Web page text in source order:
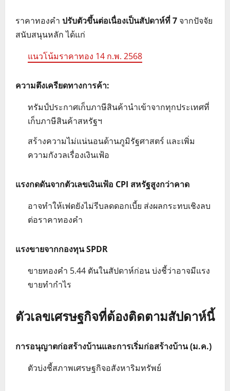
ราคาทองคำ ปรับตัวขึ้นต่อเนื่องเป็นสัปดาห์ที่ 7 จากปัจจัย
สนับสนุนหลัก ได้แก่
แนวโน้มราคาทอง 14 ก.พ. 2568
ความตึงเครียดทางการค้า:
ทรัมป์ประกาศเก็บภาษีสินค้านำเข้าจากทุกประเทศที่
เก็บภาษีสินค้าสหรัฐฯ
สร้างความไม่แน่นอนด้านภูมิรัฐศาสตร์ และเพิ่ม
ความกังวลเรื่องเงินเฟ้อ
แรงกดดันจากตัวเลขเงินเฟ้อ CPI สหรัฐสูงกว่าคาด
อาจทำให้เฟดยังไม่รีบลดดอกเบี้ย ส่งผลกระทบเชิงลบ
ต่อราคาทองคำ
แรงขายจากกองทุน SPDR
ขายทองคำ 5.44 ตันในสัปดาห์ก่อน บ่งชี้ว่าอาจมีแรง
ขายทำกำไร
ตัวเลขเศรษฐกิจที่ต้องติดตามสัปดาห์นี้
การอนุญาตก่อสร้างบ้านและการเริ่มก่อสร้างบ้าน (ม.ค.)
ตัวบ่งชี้สภาพเศรษฐกิจอสังหาริมทรัพย์